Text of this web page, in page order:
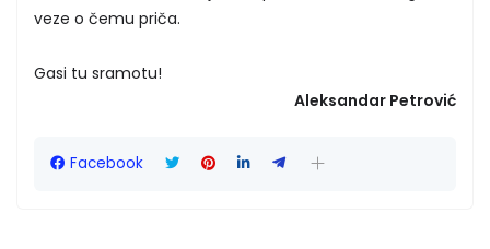
veze o čemu priča.
Gasi tu sramotu!
Aleksandar Petrović
Facebook